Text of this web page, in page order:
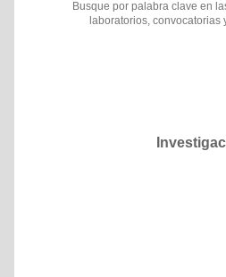
Busque por palabra clave en
laboratorios,